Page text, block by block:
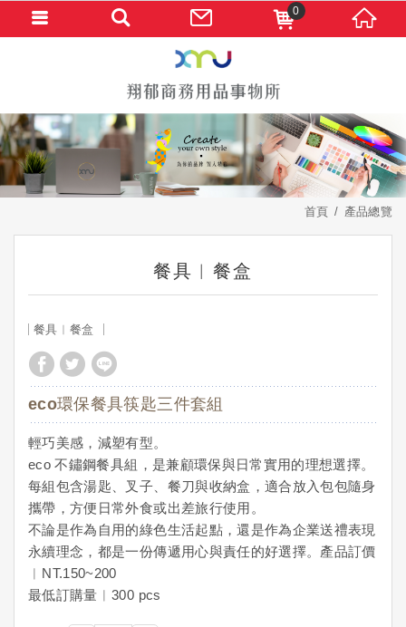
首頁 產品總覽
餐具︱餐盒
餐具︱餐盒
eco環保餐具筷匙三件套組
輕巧美感，減塑有型。
eco 不鏽鋼餐具組，是兼顧環保與日常實用的理想選擇。
每組包含湯匙、叉子、餐刀與收納盒，適合放入包包隨身
攜帶，方便日常外食或出差旅行使用。
不論是作為自用的綠色生活起點，還是作為企業送禮表現
永續理念，都是一份傳遞用心與責任的好選擇。產品訂價
︱NT.150~200
最低訂購量︱300 pcs
0